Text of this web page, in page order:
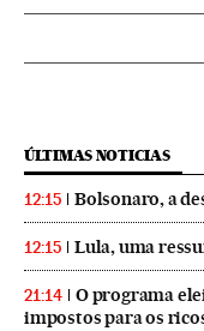
ÚLTIMAS NOTICIAS
12:15 Bolsonaro, a
12:15 Lula, uma
21:14
O programa
impostos para os